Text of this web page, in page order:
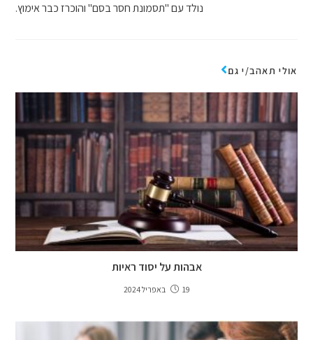
נולד עם "תסמונת חסר בסם" והוכרז כבר אימוץ.
אולי תאהב/י גם
אבהות על יסוד ראיות
19 באפריל 2024